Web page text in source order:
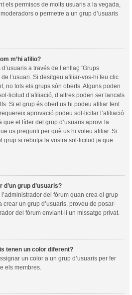
els permisos de molts usuaris a la vegada,
o permetre a un grup d’usuaris
m’hi afilio?
a través de l’enllaç “Grups
l’usuari. Si desitgeu afiliar-vos-hi feu clic
no tots els grups són oberts. Alguns poden
d’afiliació, d’altres poden ser tancats
Si el grup és obert us hi podeu afiliar fent
aprovació podeu sol·licitar l’afiliació
el líder del grup d’usuaris aprovi la
us pregunti per què us hi voleu afiliar. Si
grup si rebutja la vostra sol·licitud ja que
grup d’usuaris?
del fòrum quan crea el grup
crear un grup d’usuaris, proveu de posar-
del fòrum enviant-li un missatge privat.
tenen un color diferent?
un color a un grup d’usuaris per fer
els membres.